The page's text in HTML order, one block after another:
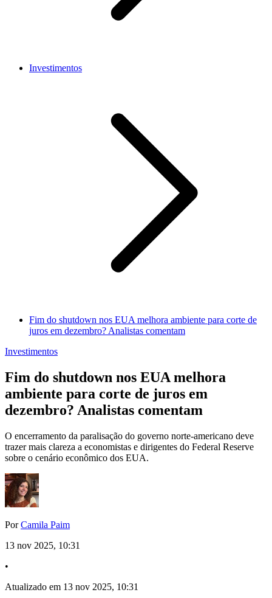
Investimentos
Fim do shutdown nos EUA melhora ambiente para corte de
juros em dezembro? Analistas comentam
Investimentos
Fim do shutdown nos EUA melhora
ambiente para corte de juros em
dezembro? Analistas comentam
O encerramento da paralisação do governo norte-americano deve
trazer mais clareza a economistas e dirigentes do Federal Reserve
sobre o cenário econômico dos EUA.
PorCamila Paim
13 nov 2025, 10:31
•
Atualizado em 13 nov 2025, 10:31